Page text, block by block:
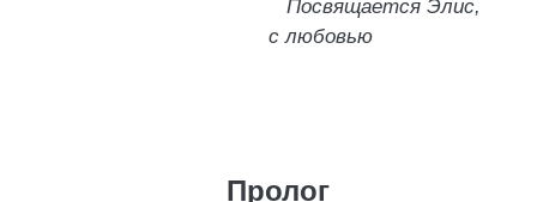
Посвящается Элис,
с любовью
Пролог